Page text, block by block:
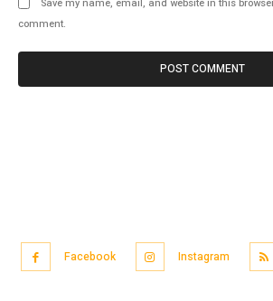
comment.
Facebook Instagram